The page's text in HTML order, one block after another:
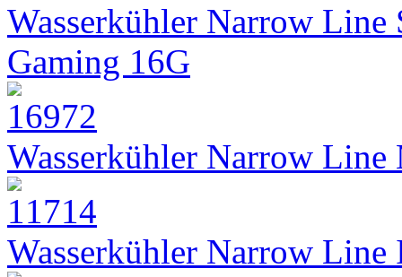
Wasserkühler Narrow
Gaming 16G
Wasserkühler Narrow
Wasserkühler Narrow